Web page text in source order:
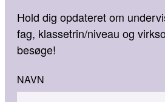
Hold dig opdateret om
fag, klassetrin/niveau og
besøge!
NAVN